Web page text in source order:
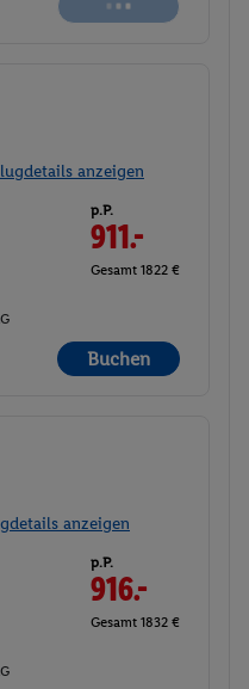
anzeigen
p.P.
911.-
Gesamt 1822 €
Buchen
anzeigen
p.P.
916.-
Gesamt 1832 €